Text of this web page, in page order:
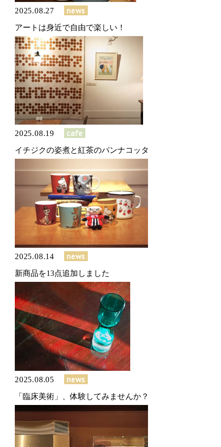
2025.08.27 news
アートは身近で自由で楽しい！
2025.08.19 cafe
イチジクの姿煮と紅茶のパンナコッタ
2025.08.14 news
新商品を13点追加しました
2025.08.05 news
「臨床美術」、体験してみませんか？